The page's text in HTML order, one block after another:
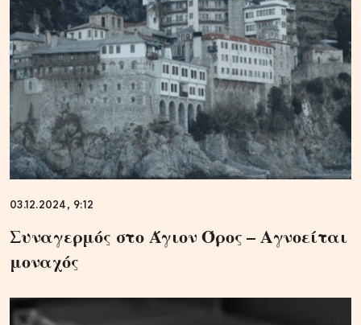
03.12.2024, 9:12
Συναγερμός στο Άγιον Όρος – Αγνοείται
μοναχός